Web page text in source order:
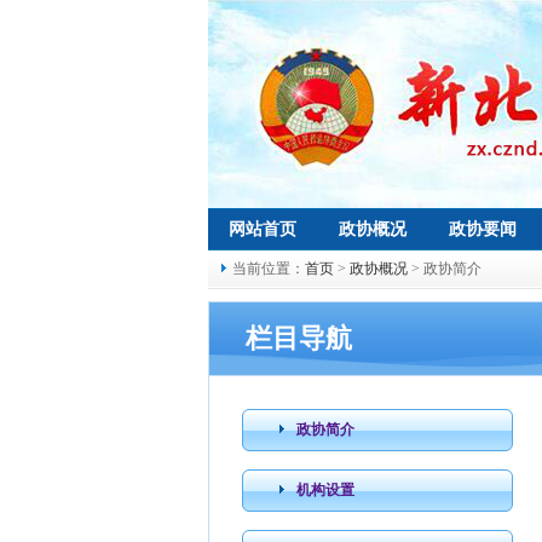
网站首页 政协概况 政协要闻
当前位置： 首页 > 政协概况 > 政协简介
栏目导航
政协简介
机构设置